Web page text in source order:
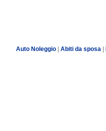
Auto Noleggio| Abiti da sposa|